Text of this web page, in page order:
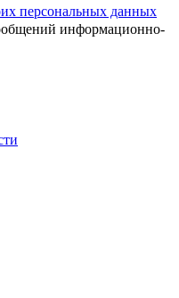
персональных данных
информационно-